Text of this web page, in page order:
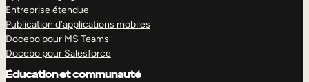
Entreprise étendue
Publication d’applications mobiles
Docebo pour MS Teams
Docebo pour Salesforce
Éducation et communauté